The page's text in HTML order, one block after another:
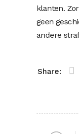
klanten.
geen
andere
Share: